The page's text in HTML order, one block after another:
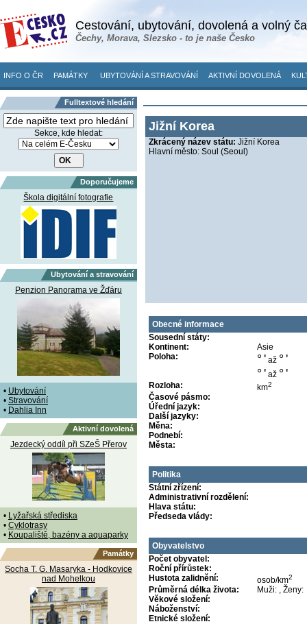
Cestování, ubytování, dovolená a volný
Čechy, Morava, Slezsko - to je naše Česko
INFO O ČR PAMÁTKY UBYTOVÁNÍ A STRAVOVÁNÍ AKTIVNÍ DOVOLENÁ
Fulltextové hledání
Sekce, kde hledat:
Doporučujeme
Škola digitální fotografie
Ubytování a stravování
Penzion Panorama ve Žďáru
• Ubytování
• Stravování
• Dahlia Inn
Aktivní dovolená
Jezdecký oddíl při SZeŠ Přerov
• Lyžařská střediska
• Cyklotrasy
• Koupaliště, bazény a aquaparky
Památky
Socha T. G. Masaryka - Hodkovice
nad Mohelkou
Jižní Korea
Zkrácený název státu: Jižní Korea
Hlavní město: Soul (Seoul)
Obecné informace
Sousední státy:
Kontinent:
Asie
Poloha:
° ' až ° '
° ' až ° '
Rozloha: km2
Časové pásmo:
Úřední jazyk:
Další jazyky:
Měna:
Podnebí:
Města:
Politika
Státní zřízení:
Administrativní rozdělení:
Hlava státu:
Předseda vlády:
Obyvatelstvo
Počet obyvatel:
Roční přírůstek:
Hustota zalidnění:
osob/km2
Průměrná délka života:
Muži: , Ženy:
Věkové složení:
Náboženství:
Etnické složení: